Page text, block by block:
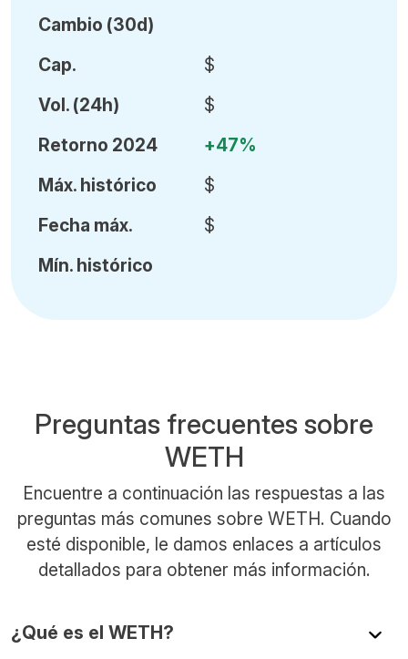
Cambio (30d)
Cap.
Vol. (24h)
Retorno 2024
Máx. histórico
Fecha máx.
Mín. histórico
$
$
+47%
$
$
Preguntas frecuentes sobre
WETH
Encuentre a continuación las respuestas a las
preguntas más comunes sobre WETH. Cuando
esté disponible, le damos enlaces a artículos
detallados para obtener más información.
¿Qué es el WETH?